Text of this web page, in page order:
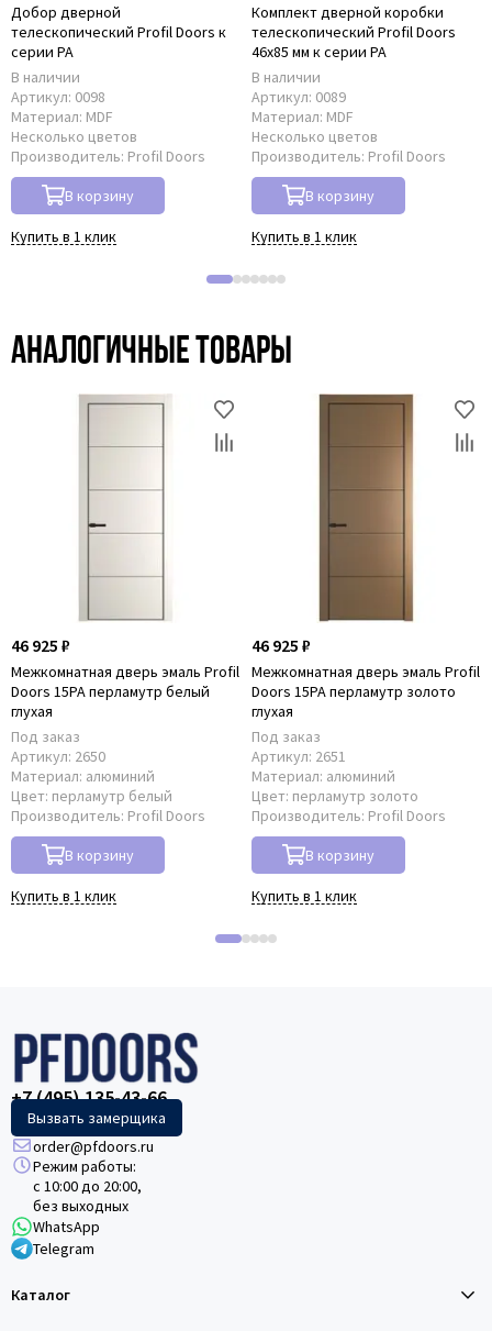
Добор дверной
телескопический Profil Doors к
серии PA
В наличии
Артикул: 0098
Материал: MDF
Несколько цветов
Производитель: Profil Doors
В корзину
Купить в 1 клик
Комплект дверной коробки
телескопический Profil Doors
46x85 мм к серии PA
В наличии
Артикул: 0089
Материал: MDF
Несколько цветов
Производитель: Profil Doors
В корзину
Купить в 1 клик
Аналогичные товары
46 925 ₽
Межкомнатная дверь эмаль Profil
Doors 15PA перламутр белый
глухая
Под заказ
Артикул: 2650
Материал: алюминий
Цвет: перламутр белый
Производитель: Profil Doors
В корзину
Купить в 1 клик
46 925 ₽
Межкомнатная дверь эмаль Profil
Doors 15PA перламутр золото
глухая
Под заказ
Артикул: 2651
Материал: алюминий
Цвет: перламутр золото
Производитель: Profil Doors
В корзину
Купить в 1 клик
+7 (495) 135-43-66
Вызвать замерщика
order@pfdoors.ru
Режим работы:
с 10:00 до 20:00,
без выходных
WhatsApp
Telegram
Каталог